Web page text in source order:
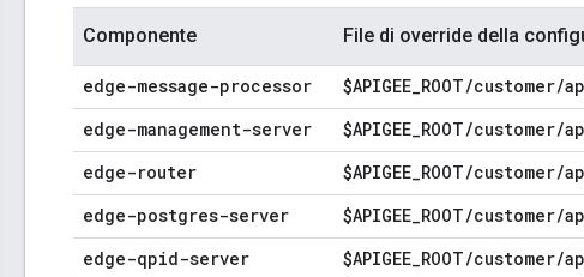
Componente File di override della
edge-message-processor $APIGEE_ROOT/customer/
edge-management-server
$APIGEE_ROOT/customer/
edge-router
$APIGEE_ROOT/customer/
edge-postgres-server
$APIGEE_ROOT/customer/
edge-qpid-server
$APIGEE_ROOT/customer/